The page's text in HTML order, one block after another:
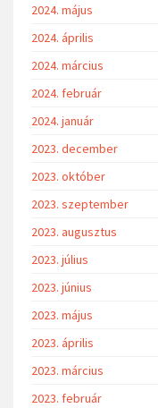
2024. május
2024. április
2024. március
2024. február
2024. január
2023. december
2023. október
2023. szeptember
2023. augusztus
2023. július
2023. június
2023. május
2023. április
2023. március
2023. február